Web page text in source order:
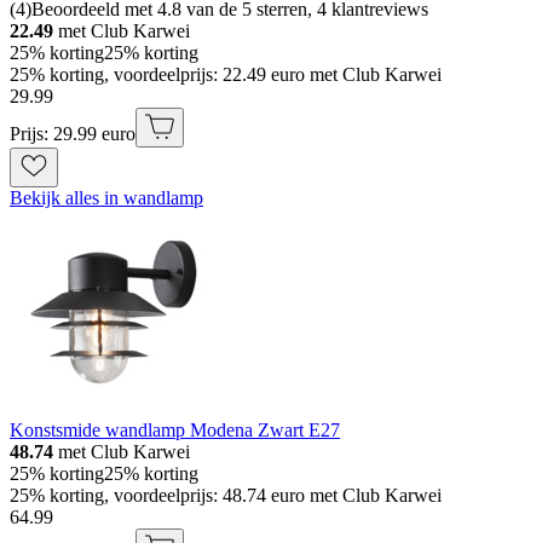
(4)Beoordeeld met 4.8 van de 5 sterren, 4 klantreviews
22.49 met Club Karwei
25% korting25% korting
25% korting, voordeelprijs: 22.49 euro met Club Karwei
29.99
Prijs: 29.99 euro
Bekijk alles in wandlamp
Konstsmide wandlamp Modena Zwart E27
48.74 met Club Karwei
25% korting25% korting
25% korting, voordeelprijs: 48.74 euro met Club Karwei
64.99